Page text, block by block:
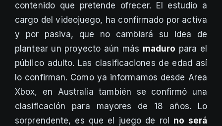
contenido que pretende ofrecer. El estudio a
cargo del videojuego, ha confirmado por activa
y por pasiva, que no cambiará su idea de
plantear un proyecto aún más maduro para el
público adulto. Las clasificaciones de edad así
lo confirman. Como ya informamos desde Area
Xbox, en Australia también se confirmó una
clasificación para mayores de 18 años. Lo
sorprendente, es que el juego de rol no será